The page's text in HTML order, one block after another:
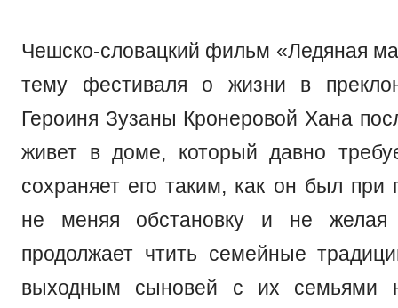
Чешско-словацкий фильм «Ледяная
тему фестиваля о жизни в
Героиня Зузаны Кронеровой Хана
живет в доме, который давно
сохраняет его таким, как он был при
не меняя обстановку и не
продолжает чтить семейные
выходным сыновей с их семьями